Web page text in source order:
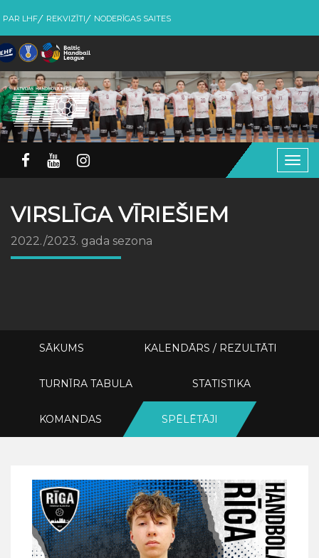
PAR LHF REKVIZĪTI NODERĪGAS SAITES
VIRSLĪGA VĪRIEŠIEM
2022./2023. gada sezona
SĀKUMS KALENDĀRS / REZULTĀTI
TURNĪRA TABULA STATISTIKA
KOMANDAS SPĒLĒTĀJI